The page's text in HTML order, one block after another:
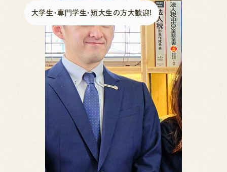
大学生・専門学生・短大生の方大歓迎!